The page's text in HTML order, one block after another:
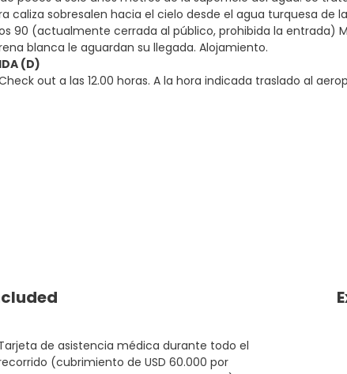
caliza sobresalen hacia el cielo desde el agua turquesa de
90 (actualmente cerrada al público, prohibida la entrada)
blanca le aguardan su llegada. Alojamiento.
(D)
out a las 12.00 horas. A la hora indicada traslado al
de asistencia médica durante todo el
(cubrimiento de USD 60.000 por